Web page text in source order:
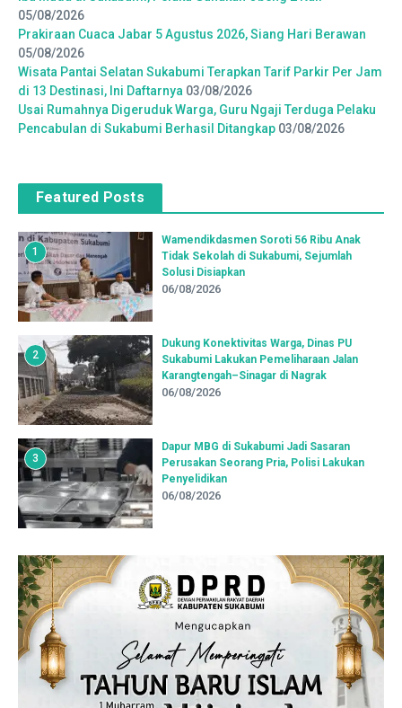
05/08/2026
Prakiraan Cuaca Jabar 5 Agustus 2026, Siang Hari Berawan
05/08/2026
Wisata Pantai Selatan Sukabumi Terapkan Tarif Parkir Per Jam
di 13 Destinasi, Ini Daftarnya 03/08/2026
Usai Rumahnya Digeruduk Warga, Guru Ngaji Terduga Pelaku
Pencabulan di Sukabumi Berhasil Ditangkap 03/08/2026
Featured Posts
1
Wamendikdasmen Soroti 56 Ribu Anak
Tidak Sekolah di Sukabumi, Sejumlah
Solusi Disiapkan
06/08/2026
2
Dukung Konektivitas Warga, Dinas PU
Sukabumi Lakukan Pemeliharaan Jalan
Karangtengah–Sinagar di Nagrak
06/08/2026
3
Dapur MBG di Sukabumi Jadi Sasaran
Perusakan Seorang Pria, Polisi Lakukan
Penyelidikan
06/08/2026